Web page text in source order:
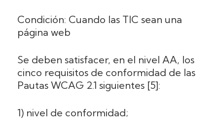
Condición: Cuando las TIC sean una
página web
Se deben satisfacer, en el nivel AA, los
cinco requisitos de conformidad de las
Pautas WCAG 2.1 siguientes [5]:
1) nivel de conformidad;